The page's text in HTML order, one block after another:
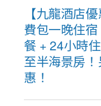
【九龍酒店
費包一晚住
餐 + 24小時
至半海景房
惠！